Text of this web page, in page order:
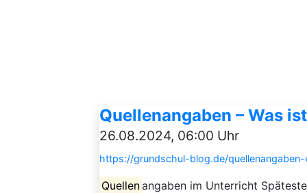
Quellenangaben – Was
26.08.2024, 06:00 Uhr
https://grundschul-blog.de/
Quellenangaben im Unterricht